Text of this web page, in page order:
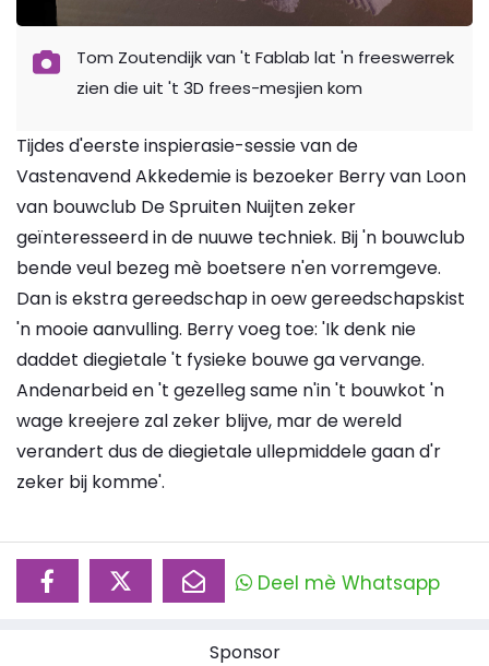
Tom Zoutendijk van 't Fablab lat 'n freeswerrek
zien die uit 't 3D frees-mesjien kom
Tijdes d'eerste inspierasie-sessie van de
Vastenavend Akkedemie is bezoeker Berry van Loon
van bouwclub De Spruiten Nuijten zeker
geïnteresseerd in de nuuwe techniek. Bij 'n bouwclub
bende veul bezeg mè boetsere n'en vorremgeve.
Dan is ekstra gereedschap in oew gereedschapskist
'n mooie aanvulling. Berry voeg toe: 'Ik denk nie
daddet diegietale 't fysieke bouwe ga vervange.
Andenarbeid en 't gezelleg same n'in 't bouwkot 'n
wage kreejere zal zeker blijve, mar de wereld
verandert dus de diegietale ullepmiddele gaan d'r
zeker bij komme'.
Deel mè Whatsapp
Sponsor